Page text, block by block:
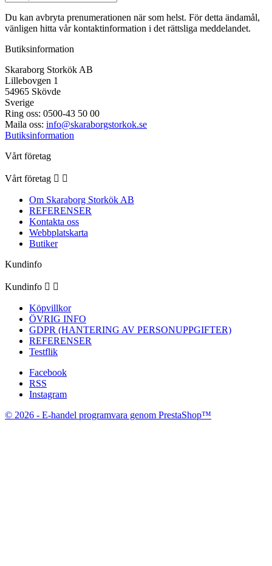
Du kan avbryta prenumerationen när som helst. För detta ändamål,
vänligen hitta vår kontaktinformation i det rättsliga meddelandet.
Butiksinformation
Skaraborg Storkök AB
Lillebovgen 1
54965 Skövde
Sverige
Ring oss: 0500-43 50 00
Maila oss: info@skaraborgstorkok.se
Butiksinformation
Vårt företag
Vårt företag  
Om Skaraborg Storkök AB
REFERENSER
Kontakta oss
Webbplatskarta
Butiker
Kundinfo
Kundinfo  
Köpvillkor
ÖVRIG INFO
GDPR (HANTERING AV PERSONUPPGIFTER)
REFERENSER
Testflik
Facebook
RSS
Instagram
© 2026 - E-handel programvara genom PrestaShop™